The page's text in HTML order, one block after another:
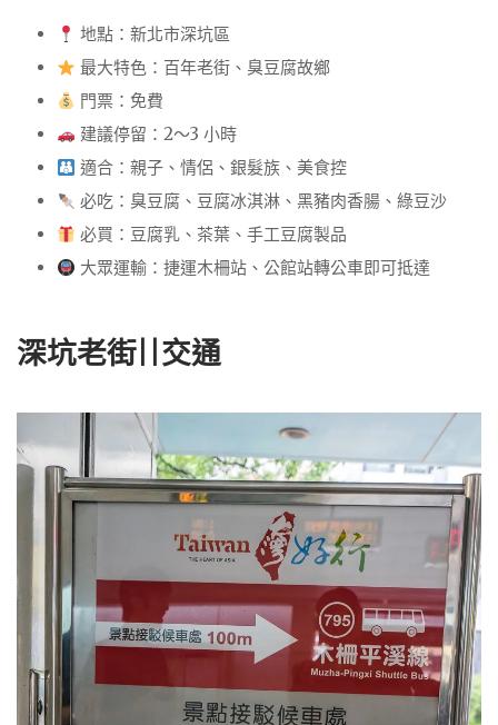
地點：新北市深坑區
最大特色：百年老街、臭豆腐故鄉
門票：免費
建議停留：2～3 小時
適合：親子、情侶、銀髮族、美食控
必吃：臭豆腐、豆腐冰淇淋、黑豬肉香腸、綠豆沙
必買：豆腐乳、茶葉、手工豆腐製品
大眾運輸：捷運木柵站、公館站轉公車即可抵達
深坑老街||交通